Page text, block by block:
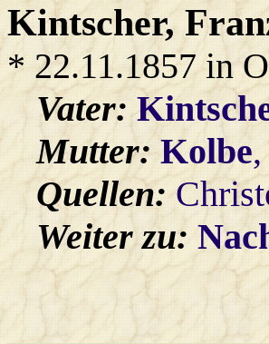
Kintscher,
* 22.11.1857 in
Vater:
Mutter: Kolbe
Quellen:
Weiter zu: